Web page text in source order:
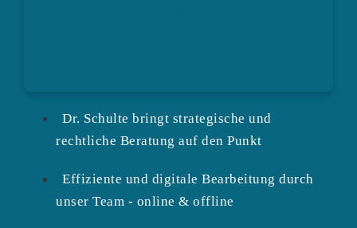
Dr. Schulte bringt strategische und
rechtliche Beratung auf den Punkt
Effiziente und digitale Bearbeitung durch
unser Team - online & offline